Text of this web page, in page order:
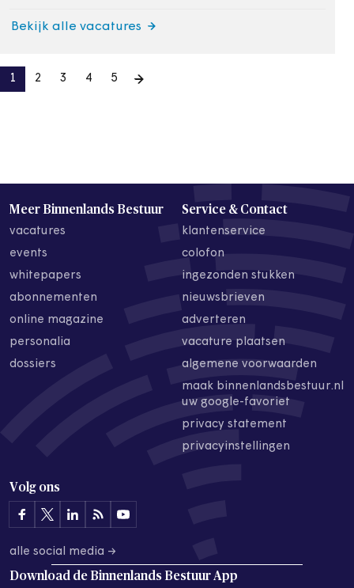
Bekijk alle vacatures
1 2 3 4 5
Meer Binnenlands Bestuur
vacatures
events
whitepapers
abonnementen
online magazine
personalia
dossiers
Service & Contact
klantenservice
colofon
ingezonden stukken
nieuwsbrieven
adverteren
vacature plaatsen
algemene voorwaarden
maak binnenlandsbestuur.nl
uw google-favoriet
privacy statement
privacyinstellingen
Volg ons
alle social media →
Download de Binnenlands Bestuur App